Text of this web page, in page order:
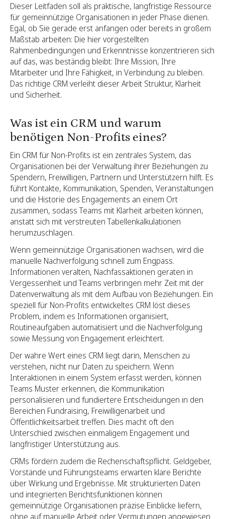
Dieser Leitfaden soll als praktische, langfristige Ressource
für gemeinnützige Organisationen in jeder Phase dienen.
Egal, ob Sie gerade erst anfangen oder bereits in großem
Maßstab arbeiten: Die hier vorgestellten
Rahmenbedingungen und Erkenntnisse konzentrieren sich
auf das, was beständig bleibt: Ihre Mission, Ihre
Mitarbeiter und Ihre Fähigkeit, in Verbindung zu bleiben.
Das richtige CRM verleiht dieser Arbeit Struktur, Klarheit
und Sicherheit.
Was ist ein CRM und warum
benötigen Non-Profits eines?
Ein CRM für Non-Profits ist ein zentrales System, das
Organisationen bei der Verwaltung ihrer Beziehungen zu
Spendern, Freiwilligen, Partnern und Unterstützern hilft. Es
führt Kontakte, Kommunikation, Spenden, Veranstaltungen
und die Historie des Engagements an einem Ort
zusammen, sodass Teams mit Klarheit arbeiten können,
anstatt sich mit verstreuten Tabellenkalkulationen
herumzuschlagen.
Wenn gemeinnützige Organisationen wachsen, wird die
manuelle Nachverfolgung schnell zum Engpass.
Informationen veralten, Nachfassaktionen geraten in
Vergessenheit und Teams verbringen mehr Zeit mit der
Datenverwaltung als mit dem Aufbau von Beziehungen. Ein
speziell für Non-Profits entwickeltes CRM löst dieses
Problem, indem es Informationen organisiert,
Routineaufgaben automatisiert und die Nachverfolgung
sowie Messung von Engagement erleichtert.
Der wahre Wert eines CRM liegt darin, Menschen zu
verstehen, nicht nur Daten zu speichern. Wenn
Interaktionen in einem System erfasst werden, können
Teams Muster erkennen, die Kommunikation
personalisieren und fundiertere Entscheidungen in den
Bereichen Fundraising, Freiwilligenarbeit und
Öffentlichkeitsarbeit treffen. Dies macht oft den
Unterschied zwischen einmaligem Engagement und
langfristiger Unterstützung aus.
CRMs fördern zudem die Rechenschaftspflicht. Geldgeber,
Vorstände und Führungsteams erwarten klare Berichte
über Wirkung und Ergebnisse. Mit strukturierten Daten
und integrierten Berichtsfunktionen können
gemeinnützige Organisationen präzise Einblicke liefern,
ohne auf manuelle Arbeit oder Vermutungen angewiesen